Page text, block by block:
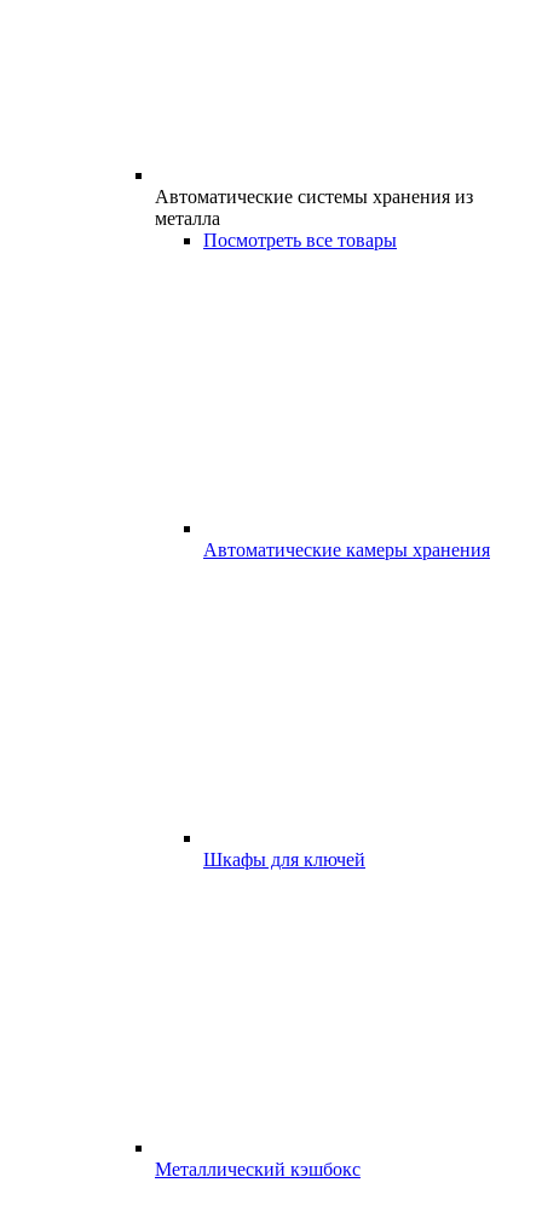
Автоматические системы хранения из
металла
Посмотреть все товары
Автоматические камеры хранения
Шкафы для ключей
Металлический кэшбокс